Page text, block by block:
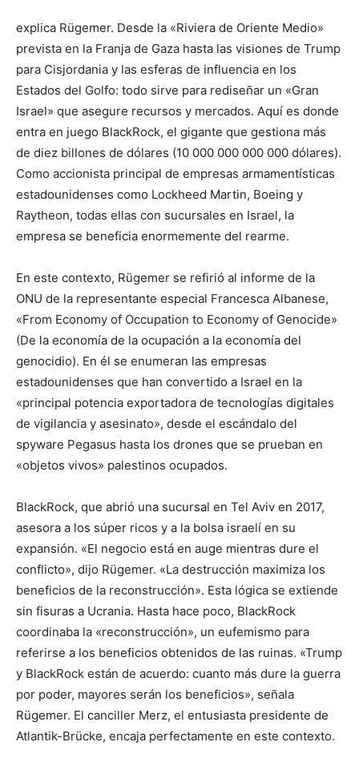
explica Rügemer. Desde la «Riviera de Oriente Medio»
prevista en la Franja de Gaza hasta las visiones de Trump
para Cisjordania y las esferas de influencia en los
Estados del Golfo: todo sirve para rediseñar un «Gran
Israel» que asegure recursos y mercados. Aquí es donde
entra en juego BlackRock, el gigante que gestiona más
de diez billones de dólares (10 000 000 000 000 dólares).
Como accionista principal de empresas armamentísticas
estadounidenses como Lockheed Martin, Boeing y
Raytheon, todas ellas con sucursales en Israel, la
empresa se beneficia enormemente del rearme.
En este contexto, Rügemer se refirió al informe de la
ONU de la representante especial Francesca Albanese,
«From Economy of Occupation to Economy of Genocide»
(De la economía de la ocupación a la economía del
genocidio). En él se enumeran las empresas
estadounidenses que han convertido a Israel en la
«principal potencia exportadora de tecnologías digitales
de vigilancia y asesinato», desde el escándalo del
spyware Pegasus hasta los drones que se prueban en
«objetos vivos» palestinos ocupados.
BlackRock, que abrió una sucursal en Tel Aviv en 2017,
asesora a los súper ricos y a la bolsa israelí en su
expansión. «El negocio está en auge mientras dure el
conflicto», dijo Rügemer. «La destrucción maximiza los
beneficios de la reconstrucción». Esta lógica se extiende
sin fisuras a Ucrania. Hasta hace poco, BlackRock
coordinaba la «reconstrucción», un eufemismo para
referirse a los beneficios obtenidos de las ruinas. «Trump
y BlackRock están de acuerdo: cuanto más dure la guerra
por poder, mayores serán los beneficios», señala
Rügemer. El canciller Merz, el entusiasta presidente de
Atlantik-Brücke, encaja perfectamente en este contexto.